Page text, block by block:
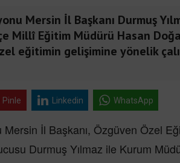
Mersin İl Başkanı Durmuş
Millî Eğitim Müdürü Hasan
eğitimin gelişimine yönelik
Pinle Linkedin WhatsApp
İl Başkanı, Özgüven Özel
Durmuş Yılmaz ile Kurum